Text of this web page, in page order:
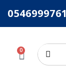
0546999761
0